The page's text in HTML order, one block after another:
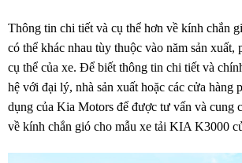
Thông tin chi tiết và cụ thể hơn về kính chắn
có thể khác nhau tùy thuộc vào năm sản xuất,
cụ thể của xe. Để biết thông tin chi tiết và
hệ với đại lý, nhà sản xuất hoặc các cửa hàng
dụng của Kia Motors để được tư vấn và cung
về kính chắn gió cho mẫu xe tải KIA K3000